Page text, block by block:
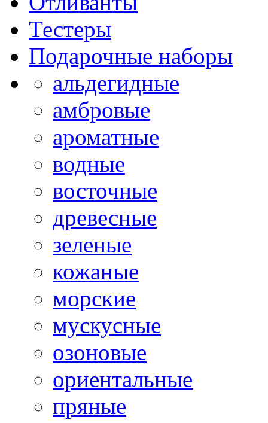
Тестеры
Подарочные наборы
альдегидные
амбровые
ароматные
водные
восточные
древесные
зеленые
кожаные
морские
мускусные
озоновые
ориентальные
пряные